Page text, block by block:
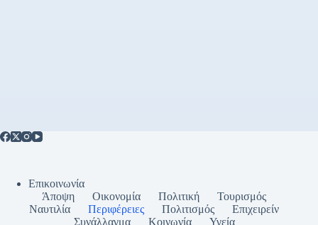
Επικοινωνία
Άποψη
Οικονομία Πολιτική
Τουρισμός
Ναυτιλία
Περιφέρειες Πολιτισμός
Επιχειρείν
Συνάλλαγμα
Κοινωνία Υγεία